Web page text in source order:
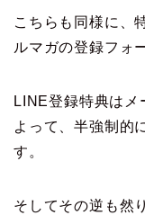
こちらも同様に、
ルマガの登録フォ
LINE登録特典はメ
よって、半強制的
す。
そしてその逆も然